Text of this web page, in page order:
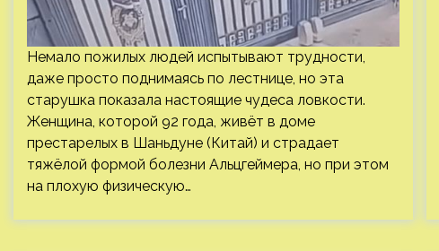
Немало пожилых людей испытывают трудности,
даже просто поднимаясь по лестнице, но эта
старушка показала настоящие чудеса ловкости.
Женщина, которой 92 года, живёт в доме
престарелых в Шаньдуне (Китай) и страдает
тяжёлой формой болезни Альцгеймера, но при этом
на плохую физическую…